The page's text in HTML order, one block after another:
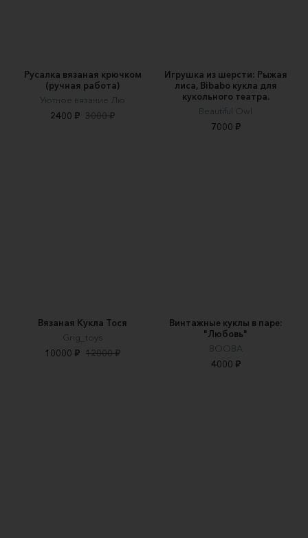
Русалка вязаная крючком
(ручная работа)
Уютное вязание Лю
2400 ₽ 3000 ₽
Игрушка из шерсти: Рыжая
лиса, Bibabo кукла для
кукольного театра.
Beautiful Owl
7000 ₽
Вязаная Кукла Тося
Grig_toys
10000 ₽ 12000 ₽
Винтажные куклы в паре:
"Любовь"
BOOBA
4000 ₽